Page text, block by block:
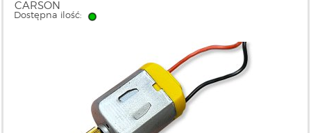
CARSON
Dostępna ilość: